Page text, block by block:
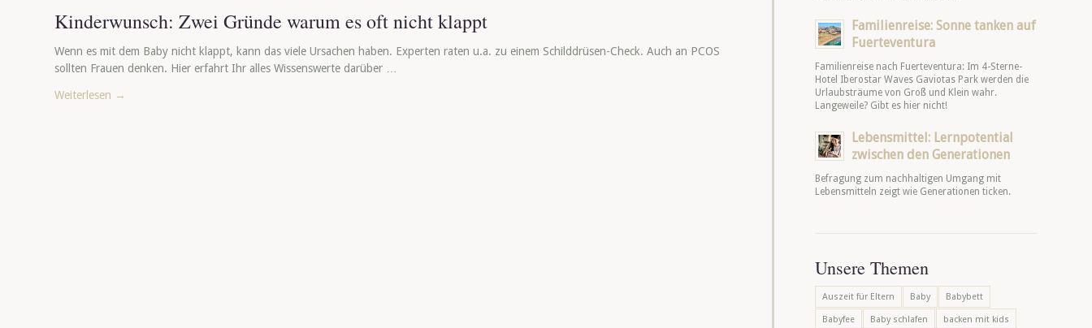
Kinderwunsch: Zwei Gründe warum es oft nicht klappt
Wenn es mit dem Baby nicht klappt, kann das viele Ursachen haben. Experten raten u.a. zu einem Schilddrüsen-Check. Auch an PCOS
sollten Frauen denken. Hier erfahrt Ihr alles Wissenswerte darüber …
Weiterlesen →
Familienreise: Sonne tanken auf
Fuerteventura
Familienreise nach Fuerteventura: Im 4-Sterne-
Hotel Iberostar Waves Gaviotas Park werden die
Urlaubsträume von Groß und Klein wahr.
Langeweile? Gibt es hier nicht!
Lebensmittel: Lernpotential
zwischen den Generationen
Befragung zum nachhaltigen Umgang mit
Lebensmitteln zeigt wie Generationen ticken.
Unsere Themen
Auszeit für Eltern Baby Babybett
Babyfee Baby schlafen backen mit kids